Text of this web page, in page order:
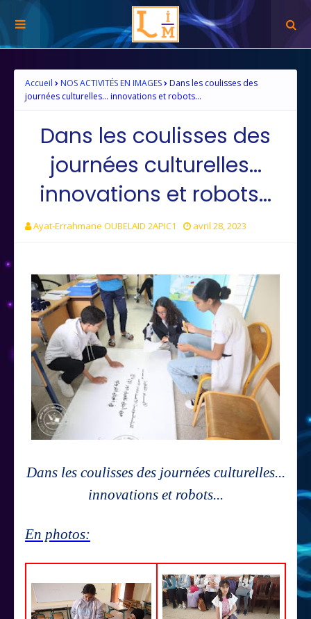
Accueil NOS ACTIVITÉS EN IMAGES
Dans les coulisses des
journées culturelles... innovations et robots...
Dans les coulisses des
journées culturelles...
innovations et robots...
Ayat-Errahmane OUBELAID 2APIC1 avril 28, 2023
Dans les coulisses des journées culturelles...
innovations et robots...
En photos: